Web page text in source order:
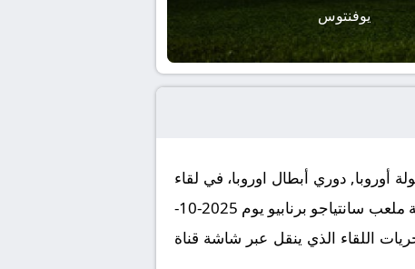
يوفنتوس
دوري أبطال اوروبا، في لقاء
مرتقب يعد بالإثارة والتشويق نظراً لقوة الفريقين ورغبتهما في تحقيق الانتصار. تقام المباراة على أرضية ملعب سانتياجو برنابيو يوم 2025-10-
لمتابعة مجريات اللقاء الذي ينقل عبر شاشة قناة